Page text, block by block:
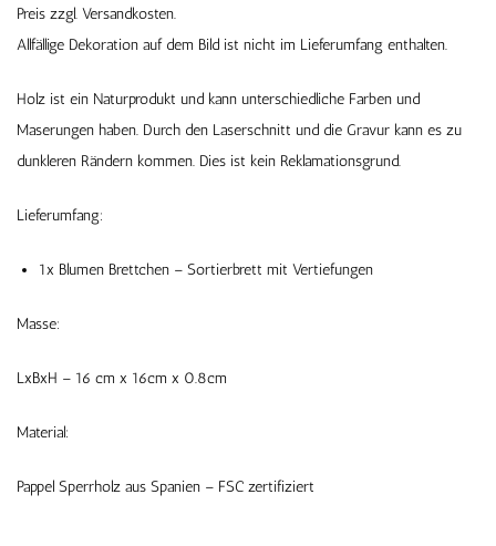
Preis zzgl. Versandkosten.
Allfällige Dekoration auf dem Bild ist nicht im Lieferumfang enthalten.
Holz ist ein Naturprodukt und kann unterschiedliche Farben und
Maserungen haben. Durch den Laserschnitt und die Gravur kann es zu
dunkleren Rändern kommen. Dies ist kein Reklamationsgrund.
Lieferumfang:
1x Blumen Brettchen – Sortierbrett mit Vertiefungen
Masse:
LxBxH – 16 cm x 16cm x 0.8cm
Material:
Pappel Sperrholz aus Spanien – FSC zertifiziert